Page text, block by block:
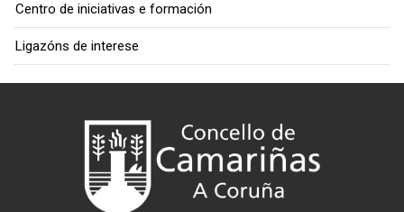
Centro de iniciativas e formación
Ligazóns de interese